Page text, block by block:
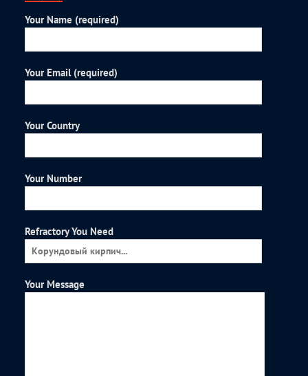
Your Name (required)
Your Email (required)
Your Country
Your Number
Refractory You Need
Your Message